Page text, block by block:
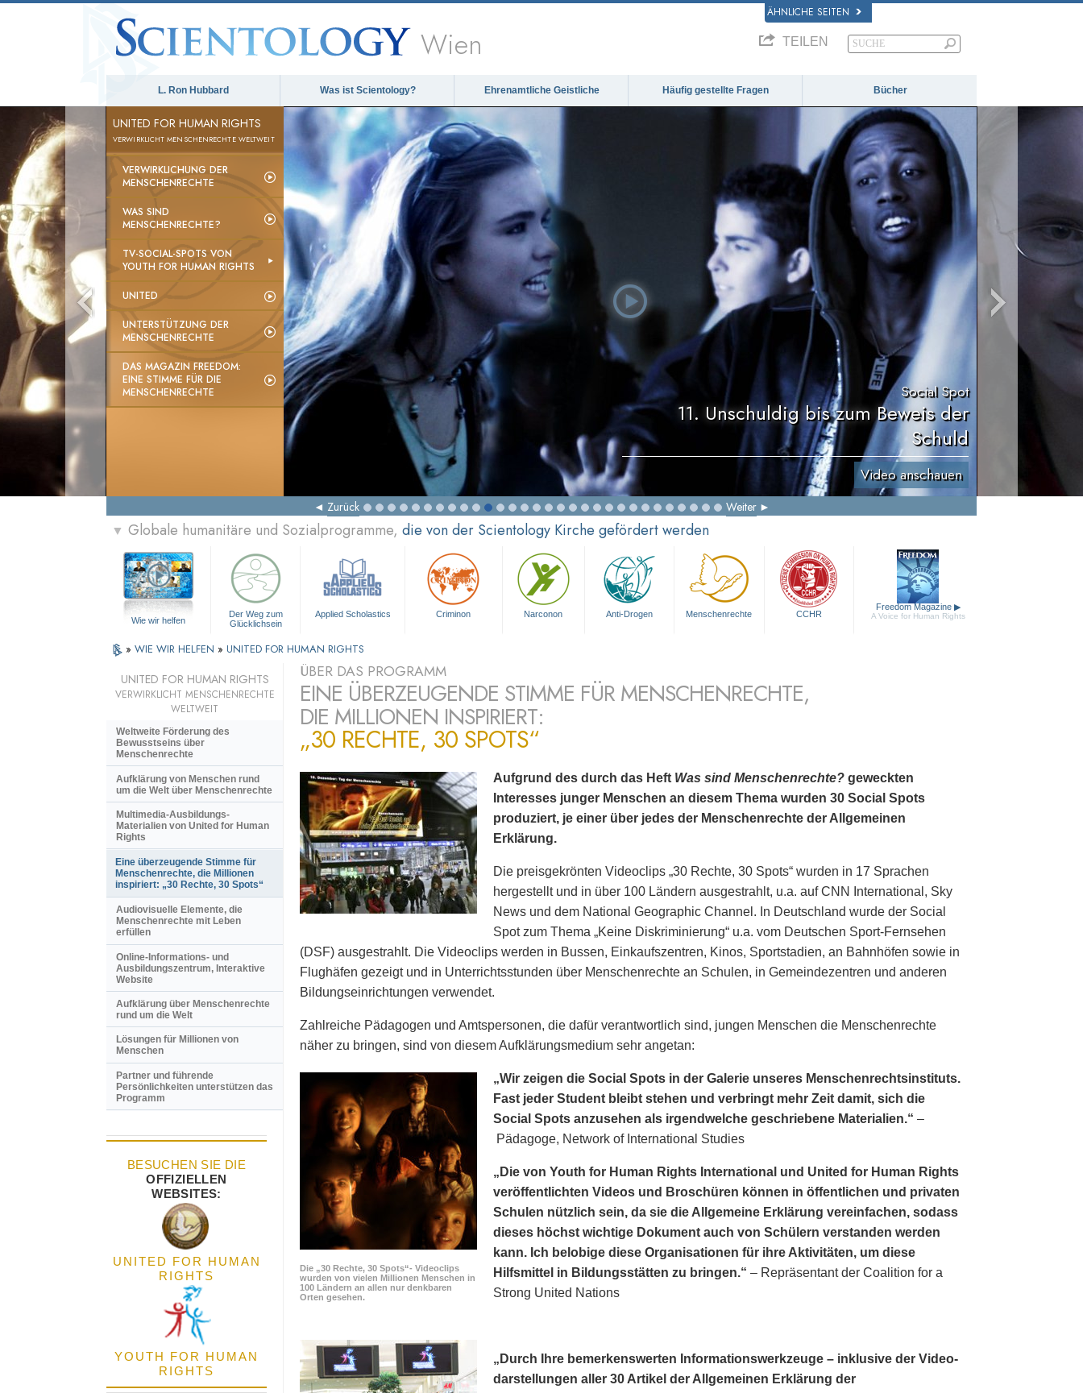
ÄHNLICHE SEITEN
Wien TEILEN
L. Ron Hubbard Was ist Scientology? Ehrenamtliche Geistliche Häufig gestellte Fragen Bücher
UNITED FOR HUMAN RIGHTS
VERWIRKLICHT MENSCHENRECHTE WELTWEIT
VERWIRKLICHUNG DER
MENSCHENRECHTE
WAS SIND
MENSCHENRECHTE?
TV-SOCIAL-SPOTS VON
YOUTH FOR HUMAN RIGHTS
UNITED
UNTERSTÜTZUNG DER
MENSCHENRECHTE
DAS MAGAZIN FREEDOM:
EINE STIMME FÜR DIE
MENSCHENRECHTE
Social Spot
11. Unschuldig bis zum Beweis der
Schuld
Video anschauen
Zurück Weiter
▼ Globale humanitäre und Sozialprogramme, die von der Scientology Kirche gefördert werden
Wie wir helfen
Der Weg zum
Glücklichsein
Applied Scholastics Criminon Narconon Anti-Drogen Menschenrechte CCHR
Freedom Magazine ▶
A Voice for Human Rights
» WIE WIR HELFEN » UNITED FOR HUMAN RIGHTS
ÜBER DAS PROGRAMM
EINE ÜBERZEUGENDE STIMME FÜR MENSCHENRECHTE,
DIE MILLIONEN INSPIRIERT:
„30 RECHTE, 30 SPOTS“
Aufgrund des durch das Heft Was sind Menschenrechte? geweckten
Interesses junger Menschen an diesem Thema wurden 30 Social Spots
produziert, je einer über jedes der Menschenrechte der Allgemeinen
Erklärung.
Die preisgekrönten Videoclips „30 Rechte, 30 Spots“ wurden in 17 Sprachen
hergestellt und in über 100 Ländern ausgestrahlt, u.a. auf CNN International, Sky
News und dem National Geographic Channel. In Deutschland wurde der Social
Spot zum Thema „Keine Diskriminierung“ u.a. vom Deutschen Sport-Fernsehen
(DSF) ausgestrahlt. Die Videoclips werden in Bussen, Einkaufszentren, Kinos, Sportstadien, an Bahnhöfen sowie in
Flughäfen gezeigt und in Unterrichtsstunden über Menschenrechte an Schulen, in Gemeindezentren und anderen
Bildungseinrichtungen verwendet.
Zahlreiche Pädagogen und Amtspersonen, die dafür verantwortlich sind, jungen Menschen die Menschenrechte
näher zu bringen, sind von diesem Aufklärungsmedium sehr angetan:
Die „30 Rechte, 30 Spots“- Videoclips
wurden von vielen Millionen Menschen in
100 Ländern an allen nur denkbaren
Orten gesehen.
„Wir zeigen die Social Spots in der Galerie unseres Menschenrechtsinstituts.
Fast jeder Student bleibt stehen und verbringt mehr Zeit damit, sich die
Social Spots anzusehen als irgendwelche geschriebene Materialien.“ –
Pädagoge, Network of International Studies
„Die von Youth for Human Rights International und United for Human Rights
veröffentlichten Videos und Broschüren können in öffentlichen und privaten
Schulen nützlich sein, da sie die Allgemeine Erklärung vereinfachen, sodass
dieses höchst wichtige Dokument auch von Schülern verstanden werden
kann. Ich belobige diese Organisationen für ihre Aktivitäten, um diese
Hilfsmittel in Bildungsstätten zu bringen.“ – Repräsentant der Coalition for a
Strong United Nations
„Durch Ihre bemerkens­werten Informationswerkzeuge – inklusive der Video­
darstellungen aller 30 Artikel der Allgemeinen Erklärung der
UNITED FOR HUMAN RIGHTS
VERWIRKLICHT MENSCHENRECHTE
WELTWEIT
Weltweite Förderung des
Bewusstseins über
Menschenrechte
Aufklärung von Menschen rund
um die Welt über Menschenrechte
Multimedia-Ausbildungs-
Materialien von United for Human
Rights
Eine überzeugende Stimme für
Menschenrechte, die Millionen
inspiriert: „30 Rechte, 30 Spots“
Audiovisuelle Elemente, die
Menschenrechte mit Leben
erfüllen
Online-Informations- und
Ausbildungszentrum, Interaktive
Website
Aufklärung über Menschenrechte
rund um die Welt
Lösungen für Millionen von
Menschen
Partner und führende
Persönlichkeiten unterstützen das
Programm
BESUCHEN SIE DIE
OFFIZIELLEN
WEBSITES:
UNITED FOR HUMAN
RIGHTS
YOUTH FOR HUMAN
RIGHTS